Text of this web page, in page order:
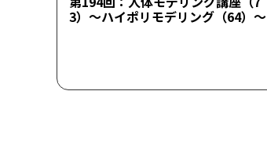
3）～ハイポリモデリング（64）～